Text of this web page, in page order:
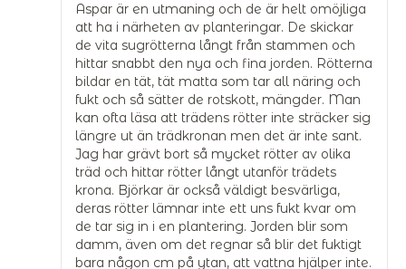
Aspar är en utmaning och de är helt omöjliga
att ha i närheten av planteringar. De skickar
de vita sugrötterna långt från stammen och
hittar snabbt den nya och fina jorden. Rötterna
bildar en tät, tät matta som tar all näring och
fukt och så sätter de rotskott, mängder. Man
kan ofta läsa att trädens rötter inte sträcker sig
längre ut än trädkronan men det är inte sant.
Jag har grävt bort så mycket rötter av olika
träd och hittar rötter långt utanför trädets
krona. Björkar är också väldigt besvärliga,
deras rötter lämnar inte ett uns fukt kvar om
de tar sig in i en plantering. Jorden blir som
damm, även om det regnar så blir det fuktigt
bara någon cm på ytan, att vattna hjälper inte.